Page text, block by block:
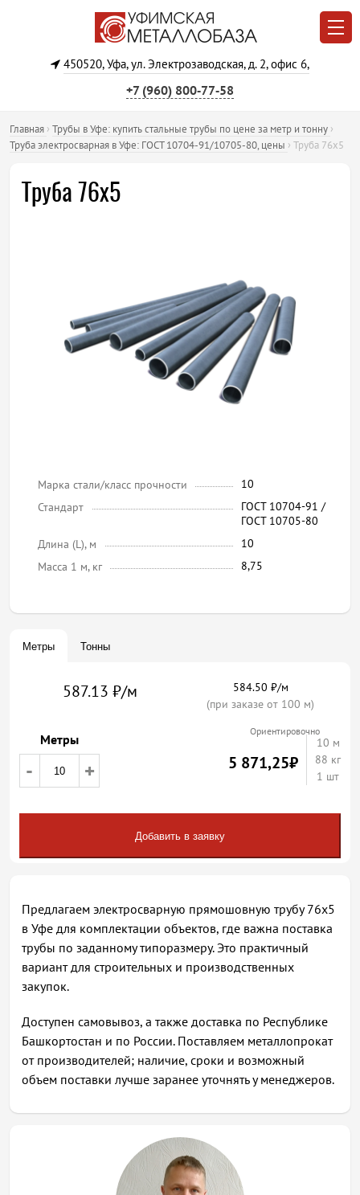
450520, Уфа, ул. Электрозаводская, д. 2, офис 6,
+7 (960) 800‐77‐58
Главная › Трубы в Уфе: купить стальные трубы по цене за метр и тонну ›
Труба электросварная в Уфе: ГОСТ 10704-91/10705-80, цены › Труба 76х5
Труба 76х5
Марка стали/класс прочности
10
Стандарт
ГОСТ 10704-91 /
ГОСТ 10705-80
Длина (L), м
10
Масса 1 м, кг
8,75
Метры Тонны
587.13 ₽/м
584.50 ₽/м
(при заказе от 100 м)
Метры
- +
Ориентировочно
5 871,25₽
10 м
88 кг
1 шт
Добавить в заявку
Предлагаем электросварную прямошовную трубу 76х5
в Уфе для комплектации объектов, где важна поставка
трубы по заданному типоразмеру. Это практичный
вариант для строительных и производственных
закупок.
Доступен самовывоз, а также доставка по Республике
Башкортостан и по России. Поставляем металлопрокат
от производителей; наличие, сроки и возможный
объем поставки лучше заранее уточнять у менеджеров.